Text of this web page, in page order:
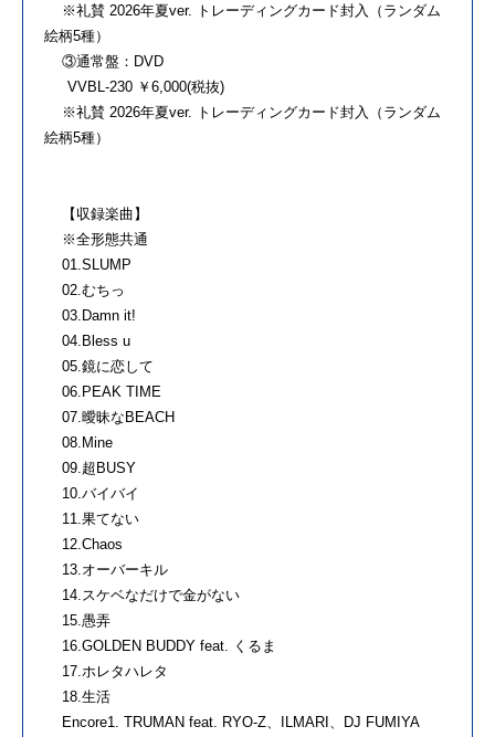
※礼賛 2026年夏ver. トレーディングカード封入（ランダム
絵柄5種）
③通常盤：DVD
VVBL-230 ￥6,000(税抜)
※礼賛 2026年夏ver. トレーディングカード封入（ランダム
絵柄5種）
【収録楽曲】
※全形態共通
01.SLUMP
02.むちっ
03.Damn it!
04.Bless u
05.鏡に恋して
06.PEAK TIME
07.曖昧なBEACH
08.Mine
09.超BUSY
10.バイバイ
11.果てない
12.Chaos
13.オーバーキル
14.スケベなだけで金がない
15.愚弄
16.GOLDEN BUDDY feat. くるま
17.ホレタハレタ
18.生活
Encore1. TRUMAN feat. RYO-Z、ILMARI、DJ FUMIYA